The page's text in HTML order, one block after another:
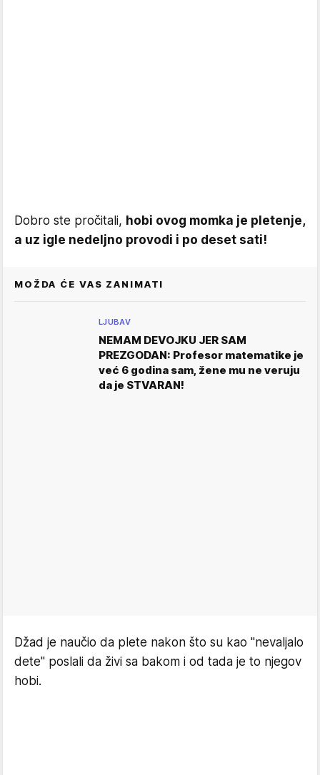
Dobro ste pročitali, hobi ovog momka je pletenje,
a uz igle nedeljno provodi i po deset sati!
MOŽDA ĆE VAS ZANIMATI
LJUBAV
NEMAM DEVOJKU JER SAM
PREZGODAN: Profesor matematike je
već 6 godina sam, žene mu ne veruju
da je STVARAN!
Džad je naučio da plete nakon što su kao "nevaljalo
dete" poslali da živi sa bakom i od tada je to njegov
hobi.